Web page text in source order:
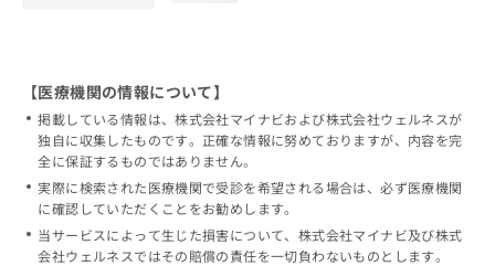
【医療機関の情報について】
掲載している情報は、株式会社マイナビおよび株式会社ウェルネスが
独自に収集したものです。正確な情報に努めておりますが、内容を完
全に保証するものではありません。
実際に検索された医療機関で受診を希望される場合は、必ず医療機関
に確認していただくことをお勧めします。
当サービスによって生じた損害について、株式会社マイナビ及び株式
会社ウェルネスではその賠償の責任を一切負わないものとします。